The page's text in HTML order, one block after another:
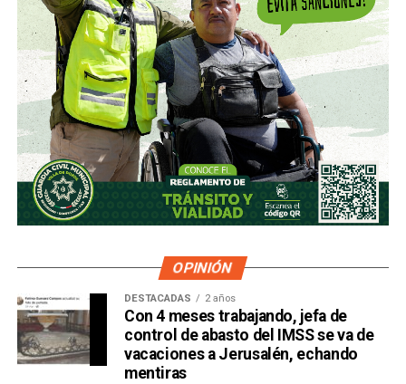
OPINIÓN
DESTACADAS 2 años
Con 4 meses trabajando, jefa de
control de abasto del IMSS se va de
vacaciones a Jerusalén, echando
mentiras